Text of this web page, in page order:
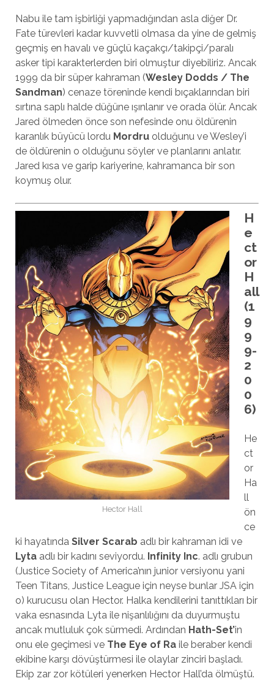
Nabu ile tam işbirliği yapmadığından asla diğer Dr.
Fate türevleri kadar kuvvetli olmasa da yine de gelmiş
geçmiş en havalı ve güçlü kaçakçı/takipçi/paralı
asker tipi karakterlerden biri olmuştur diyebiliriz. Ancak
1999 da bir süper kahraman (Wesley Dodds / The
Sandman) cenaze töreninde kendi bıçaklarından biri
sırtına saplı halde düğüne ışınlanır ve orada ölür. Ancak
Jared ölmeden önce son nefesinde onu öldürenin
karanlık büyücü lordu Mordruolduğunu ve Wesley’i
de öldürenin o olduğunu söyler ve planlarını anlatır.
Jared kısa ve garip kariyerine, kahramanca bir son
koymuş olur.
Hector Hall
H
e
ct
or
H
all
(1
9
9
9-
2
0
0
6)
He
ct
or
Ha
ll
ön
ce
ki hayatında Silver Scarab adlı bir kahraman idi ve
Lytaadlı bir kadını seviyordu. Infinity Inc. adlı grubun
(Justice Society of America’nın junior versiyonu yani
Teen Titans, Justice League için neyse bunlar JSA için
o) kurucusu olan Hector. Halka kendilerini tanıttıkları bir
vaka esnasında Lyta ile nişanlılığını da duyurmuştu
ancak mutluluk çok sürmedi. Ardından Hath-Set’in
onu ele geçimesi ve The Eye of Raile beraber kendi
ekibine karşı dövüştürmesi ile olaylar zinciri başladı.
Ekip zar zor kötüleri yenerken Hector Hall’da ölmüştü.